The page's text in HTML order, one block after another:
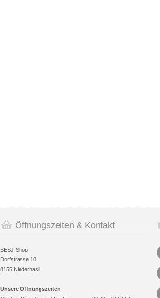
Öffnungszeiten & Kontakt
BESJ-Shop
Dorfstrasse 10
8155 Niederhasli
Unsere Öffnungszeiten